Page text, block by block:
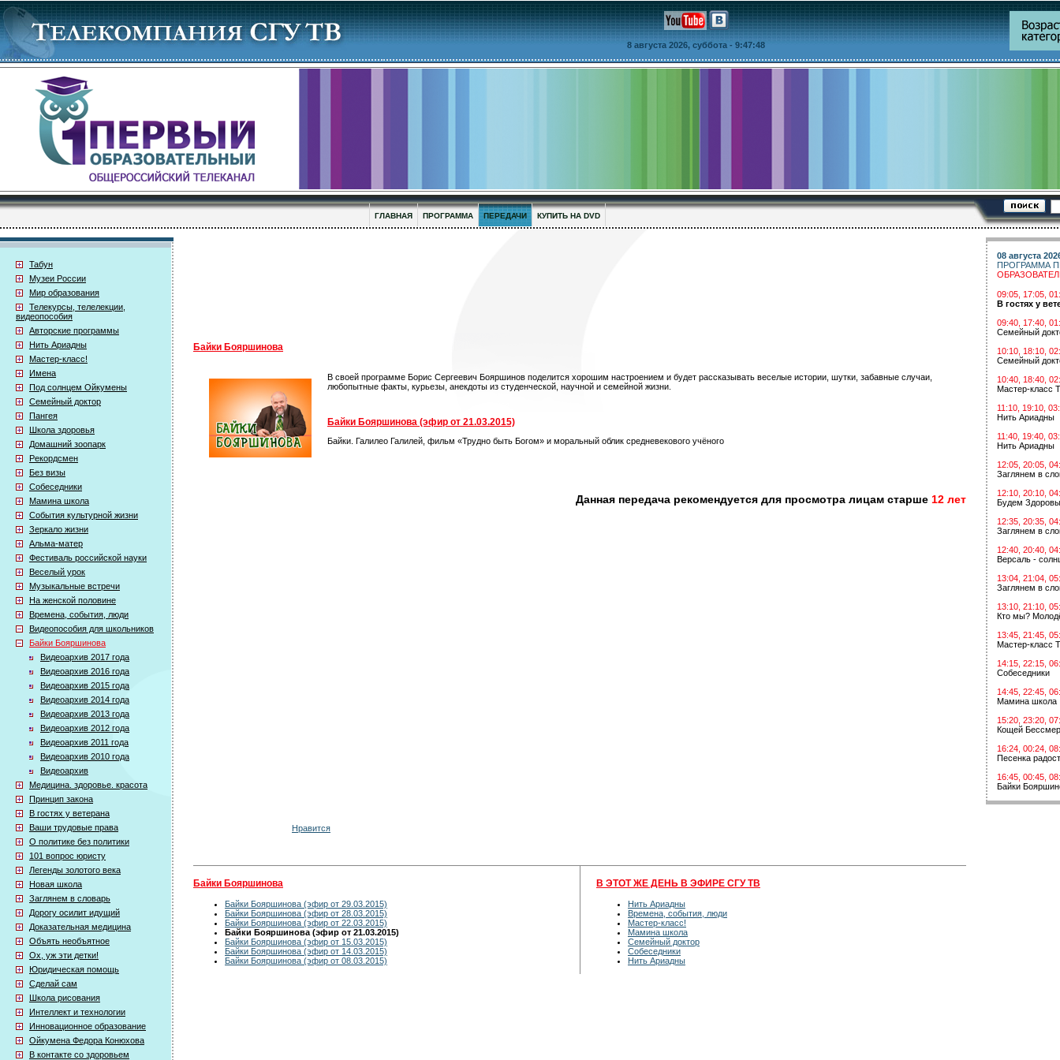
8 августа 2026, суббота - 9:47:48
ГЛАВНАЯ ПРОГРАММА ПЕРЕДАЧИ КУПИТЬ НА DVD
Табун
Музеи России
Мир образования
Телекурсы, телелекции,
видеопособия
Авторские программы
Нить Ариадны
Мастер-класс!
Имена
Под солнцем Ойкумены
Семейный доктор
Пангея
Школа здоровья
Домашний зоопарк
Рекордсмен
Без визы
Собеседники
Мамина школа
События культурной жизни
Зеркало жизни
Альма-матер
Фестиваль российской науки
Веселый урок
Музыкальные встречи
На женской половине
Времена, события, люди
Видеопособия для школьников
Байки Бояршинова
Видеоархив 2017 года
Видеоархив 2016 года
Видеоархив 2015 года
Видеоархив 2014 года
Видеоархив 2013 года
Видеоархив 2012 года
Видеоархив 2011 года
Видеоархив 2010 года
Видеоархив
Медицина. здоровье. красота
Принцип закона
В гостях у ветерана
Ваши трудовые права
О политике без политики
101 вопрос юристу
Легенды золотого века
Новая школа
Заглянем в словарь
Дорогу осилит идущий
Доказательная медицина
Объять необъятное
Ох, уж эти детки!
Юридическая помощь
Сделай сам
Школа рисования
Интеллект и технологии
Инновационное образование
Ойкумена Федора Конюхова
В контакте со здоровьем
Байки Бояршинова
В своей программе Борис Сергеевич Бояршинов поделится хорошим настроением и будет рассказывать веселые истории, шутки, забавные случаи,
любопытные факты, курьезы, анекдоты из студенческой, научной и семейной жизни.
Байки Бояршинова (эфир от 21.03.2015)
Байки. Галилео Галилей, фильм «Трудно быть Богом» и моральный облик средневекового учёного
Данная передача рекомендуется для просмотра лицам старше 12 лет
Нравится
Байки Бояршинова
Байки Бояршинова (эфир от 29.03.2015)
Байки Бояршинова (эфир от 28.03.2015)
Байки Бояршинова (эфир от 22.03.2015)
Байки Бояршинова (эфир от 21.03.2015)
Байки Бояршинова (эфир от 15.03.2015)
Байки Бояршинова (эфир от 14.03.2015)
Байки Бояршинова (эфир от 08.03.2015)
В ЭТОТ ЖЕ ДЕНЬ В ЭФИРЕ СГУ ТВ
Нить Ариадны
Времена, события, люди
Мастер-класс!
Мамина школа
Семейный доктор
Собеседники
Нить Ариадны
08 августа
ПРОГРАММА
09:05, 17:05,
В гостях у
09:40, 17:40,
Семейный
10:10, 18:10,
Семейный
10:40, 18:40,
Мастер-класс
11:10, 19:10,
Нить Ариадны
11:40, 19:40,
Нить Ариадны
12:05, 20:05,
Заглянем в
12:10, 20:10,
Будем
12:35, 20:35,
Заглянем в
12:40, 20:40,
Версаль -
13:04, 21:04,
Заглянем в
13:10, 21:10,
Кто мы?
13:45, 21:45,
Мастер-класс
14:15, 22:15,
Собеседники
14:45, 22:45,
Мамина школа
15:20, 23:20,
Кощей
16:24, 00:24,
Песенка
16:45, 00:45,
Байки